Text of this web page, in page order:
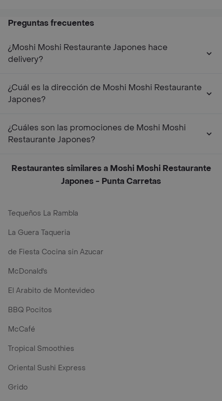
Preguntas frecuentes
¿Moshi Moshi Restaurante Japones hace
delivery?
¿Cuál es la dirección de Moshi Moshi Restaurante
Japones?
¿Cuáles son las promociones de Moshi Moshi
Restaurante Japones?
Restaurantes similares a Moshi Moshi Restaurante
Japones - Punta Carretas
Tequeños La Rambla
La Guera Taqueria
de Fiesta Cocina sin Azucar
McDonald's
El Arabito de Montevideo
BBQ Pocitos
McCafé
Tropical Smoothies
Oriental Sushi Express
Grido